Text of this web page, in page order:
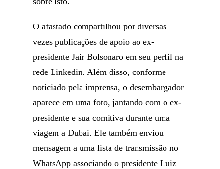
O afastado compartilhou por diversas
vezes publicações de apoio ao ex-
presidente Jair Bolsonaro em seu perfil na
rede Linkedin. Além disso, conforme
noticiado pela imprensa, o desembargador
aparece em uma foto, jantando com o ex-
presidente e sua comitiva durante uma
viagem a Dubai. Ele também enviou
mensagem a uma lista de transmissão no
WhatsApp associando o presidente Luiz